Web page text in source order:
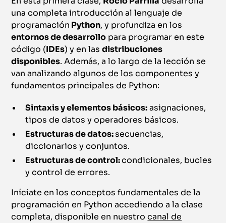
una completa introducción al lenguaje de
programación Python, y profundiza en los
entornos de desarrollo para programar en este
código (IDEs) y en lasdistribuciones
disponibles. Además, a lo largo de la lección se
van analizando algunos de los componentes y
fundamentos principales de Python:
Sintaxis y elementos básicos:asignaciones,
tipos de datos y operadores básicos.
Estructuras de datos:secuencias,
diccionarios y conjuntos.
Estructuras de control:condicionales, bucles
y control de errores.
Iníciate en los conceptos fundamentales de la
programación en Python accediendo a la clase
completa, disponible en nuestrocanal de